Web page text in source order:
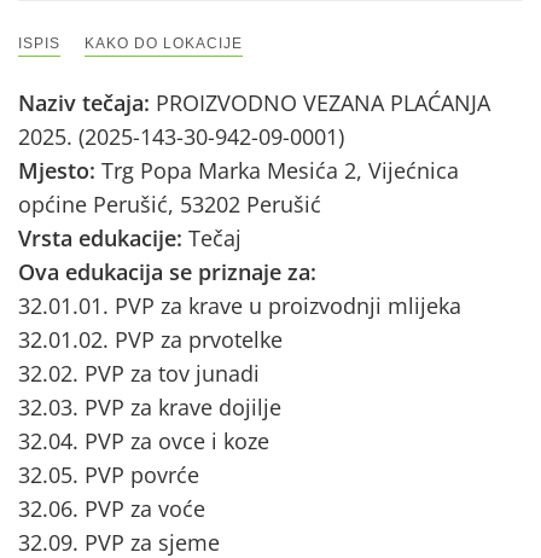
ISPIS KAKO DO LOKACIJE
Naziv tečaja: PROIZVODNO VEZANA PLAĆANJA
2025. (2025-143-30-942-09-0001)
Mjesto: Trg Popa Marka Mesića 2, Vijećnica
općine Perušić, 53202 Perušić
Vrsta edukacije: Tečaj
Ova edukacija se priznaje za:
32.01.01. PVP za krave u proizvodnji mlijeka
32.01.02. PVP za prvotelke
32.02. PVP za tov junadi
32.03. PVP za krave dojilje
32.04. PVP za ovce i koze
32.05. PVP povrće
32.06. PVP za voće
32.09. PVP za sjeme